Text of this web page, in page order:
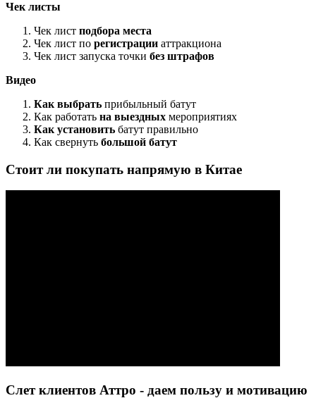
Чек листы
Чек лист подбора места
Чек лист по регистрации аттракциона
Чек лист запуска точки без штрафов
Видео
Как выбрать прибыльный батут
Как работать на выездных мероприятиях
Как установить батут правильно
Как свернуть большой батут
Стоит ли покупать напрямую в Китае
Слет клиентов Аттро - даем пользу и мотивацию